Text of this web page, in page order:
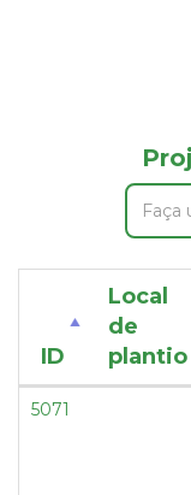
ID
Local
de
plantio
5071